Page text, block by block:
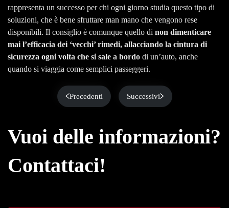
rappresenta un successo per chi ogni giorno studia questo tipo di
soluzioni, che è bene sfruttare man mano che vengono rese
disponibili. Il consiglio è comunque quello di non dimenticare
mai l’efficacia dei ‘vecchi’ rimedi, allacciando la cintura di
sicurezza ogni volta che si sale a bordo di un’auto, anche
quando si viaggia come semplici passeggeri.
Precedenti Successivi
Vuoi delle informazioni?
Contattaci!